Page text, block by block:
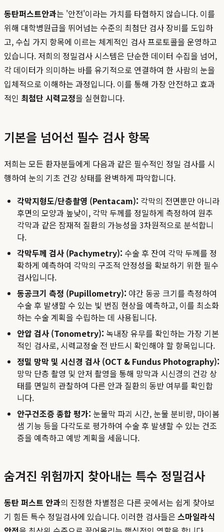
동탄퍼스트안과는 '안전'이라는 가치를 타협하지 않습니다. 이를
위해 대학병원급을 뛰어넘는 수준의 최첨단 검사 장비를 도입하
고, 수십 가지 항목에 이르는 체계적인 검사 프로토콜을 운영하고
있습니다. 저희의 정밀검사 시스템은 단순한 데이터 수집을 넘어,
각 데이터가 의미하는 바를 유기적으로 연결하여 한 사람의 눈을
입체적으로 이해하는 과정입니다. 이를 통해 가장 안전하고 효과
적인 최첨단 시력교정을 실현합니다.
기본을 넘어선 필수 검사 항목
저희는 모든 환자분들에게 다음과 같은 필수적인 정밀 검사를 시
행하여 눈의 기초 건강 상태를 완벽하게 파악합니다.
각막지형도/단층촬영 (Pentacam): 각막의 전면뿐만 아니라
후면의 모양과 높낮이, 각막 두께를 정밀하게 측정하여 원추
각막과 같은 잠재적 질환의 가능성을 3차원적으로 분석합니
다.
각막두께 검사 (Pachymetry): 수술 후 잔여 각막 두께를 정
확하게 예측하여 각막의 구조적 안정성을 확보하기 위한 필수
검사입니다.
동공크기 측정 (Pupillometry): 야간 동공 크기를 측정하여
수술 후 발생할 수 있는 빛 번짐 현상을 예측하고, 이를 최소화
하는 수술 계획을 수립하는 데 사용됩니다.
안압 검사 (Tonometry): 녹내장 유무를 확인하는 가장 기본
적인 검사로, 시력교정술 전 반드시 확인해야 할 항목입니다.
정밀 망막 및 시신경 검사 (OCT & Fundus Photography):
망막 단층 촬영 및 안저 촬영을 통해 망막과 시신경의 건강 상
태를 면밀히 관찰하여 다른 안과 질환의 동반 여부를 확인합
니다.
안구건조증 종합 평가: 눈물막 파괴 시간, 눈물 분비량, 마이봄
샘 기능 등을 다각도로 평가하여 수술 후 발생할 수 있는 건조
증을 예측하고 예방 계획을 세웁니다.
숨겨진 위험까지 찾아내는 특수 정밀검사
동탄 퍼스트 안과의 진정한 차별점은 다른 곳에서는 쉽게 찾아보
기 힘든 특수 정밀검사에 있습니다. 이러한 검사들은 스마일라식